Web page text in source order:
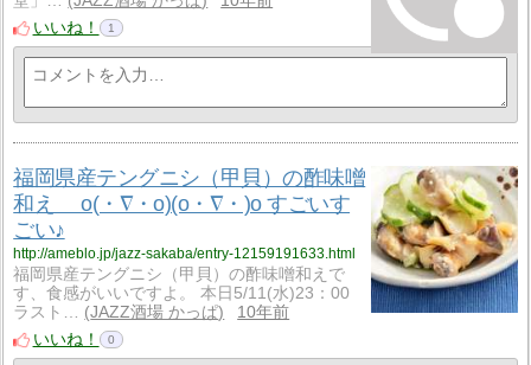
いいね！
1
福岡県産テングニシ（甲貝）の酢味噌
和え o(・∇・o)(o・∇・)o すごいす
ごい♪
http://ameblo.jp/jazz-sakaba/entry-12159191633.html
福岡県産テングニシ（甲貝）の酢味噌和えで
す、食感がいいですよ。 本日5/11(水)23：00
ラスト…
JAZZ酒場 かっぱ
10年前
いいね！
0